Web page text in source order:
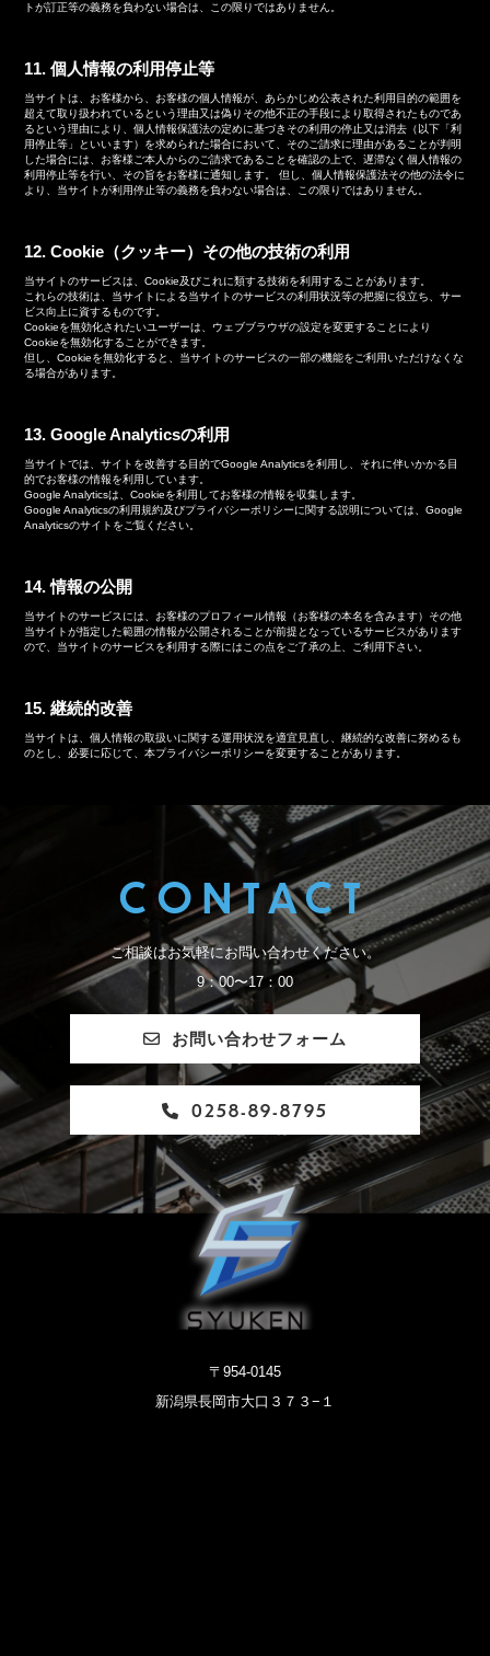
トが訂正等の義務を負わない場合は、この限りではありません。
11. 個人情報の利用停止等
当サイトは、お客様から、お客様の個人情報が、あらかじめ公表された利用目的の範囲を
超えて取り扱われているという理由又は偽りその他不正の手段により取得されたものであ
るという理由により、個人情報保護法の定めに基づきその利用の停止又は消去（以下「利
用停止等」といいます）を求められた場合において、そのご請求に理由があることが判明
した場合には、お客様ご本人からのご請求であることを確認の上で、遅滞なく個人情報の
利用停止等を行い、その旨をお客様に通知します。 但し、個人情報保護法その他の法令に
より、当サイトが利用停止等の義務を負わない場合は、この限りではありません。
12. Cookie（クッキー）その他の技術の利用
当サイトのサービスは、Cookie及びこれに類する技術を利用することがあります。
これらの技術は、当サイトによる当サイトのサービスの利用状況等の把握に役立ち、サー
ビス向上に資するものです。
Cookieを無効化されたいユーザーは、ウェブブラウザの設定を変更することにより
Cookieを無効化することができます。
但し、Cookieを無効化すると、当サイトのサービスの一部の機能をご利用いただけなくな
る場合があります。
13. Google Analyticsの利用
当サイトでは、サイトを改善する目的でGoogle Analyticsを利用し、それに伴いかかる目
的でお客様の情報を利用しています。
Google Analyticsは、Cookieを利用してお客様の情報を収集します。
Google Analyticsの利用規約及びプライバシーポリシーに関する説明については、Google
Analyticsのサイトをご覧ください。
14. 情報の公開
当サイトのサービスには、お客様のプロフィール情報（お客様の本名を含みます）その他
当サイトが指定した範囲の情報が公開されることが前提となっているサービスがあります
ので、当サイトのサービスを利用する際にはこの点をご了承の上、ご利用下さい。
15. 継続的改善
当サイトは、個人情報の取扱いに関する運用状況を適宜見直し、継続的な改善に努めるも
のとし、必要に応じて、本プライバシーポリシーを変更することがあります。
CONTACT
ご相談はお気軽にお問い合わせください。
9：00〜17：00
お問い合わせフォーム
0258-89-8795
〒954-0145
新潟県長岡市大口３７３−１